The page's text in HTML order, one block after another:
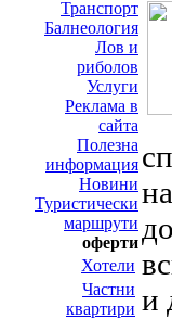
Транспорт
Балнеология
Лов и
риболов
Услуги
Реклама в
сайта
Полезна
информация
Новини
Туристически
маршрути
оферти
Хотели
Частни
квартири и